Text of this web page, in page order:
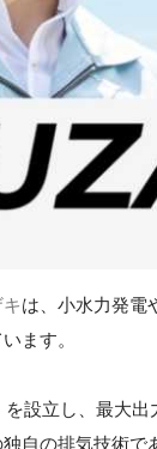
は、小水力発電
ます。
設立し、最大
自の排気技術